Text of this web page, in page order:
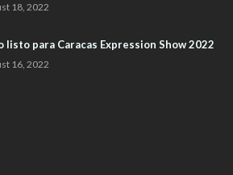
18, 2022
listo para Caracas Expression Show 2022
16, 2022